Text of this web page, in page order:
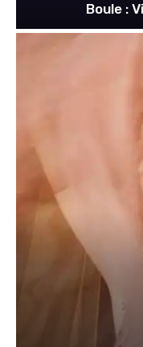
Boule :